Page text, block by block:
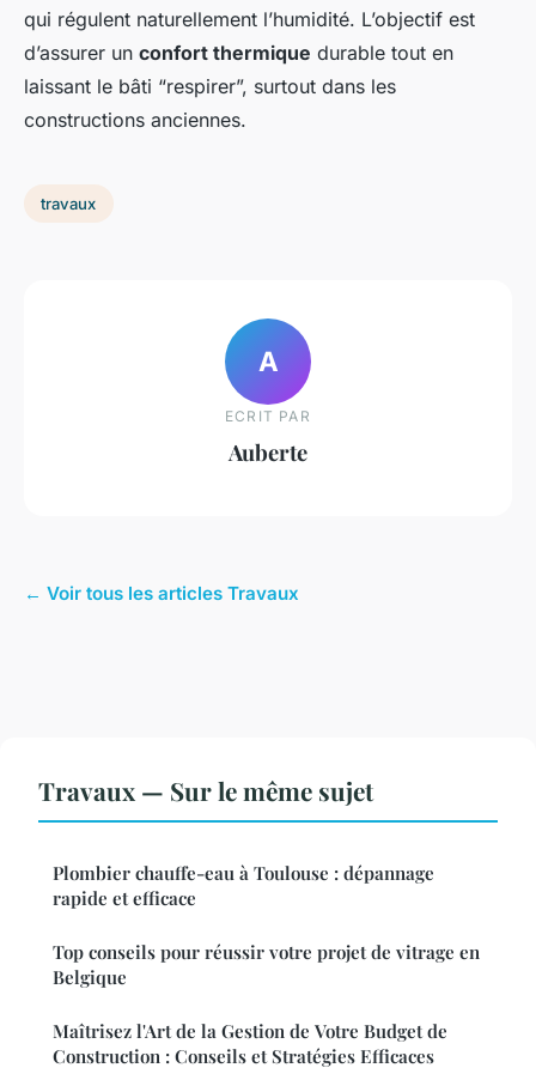
qui régulent naturellement l’humidité. L’objectif est
d’assurer un confort thermique durable tout en
laissant le bâti “respirer”, surtout dans les
constructions anciennes.
travaux
A
ECRIT PAR
Auberte
← Voir tous les articles Travaux
Travaux — Sur le même sujet
Plombier chauffe-eau à Toulouse : dépannage
rapide et efficace
Top conseils pour réussir votre projet de vitrage en
Belgique
Maîtrisez l'Art de la Gestion de Votre Budget de
Construction : Conseils et Stratégies Efficaces